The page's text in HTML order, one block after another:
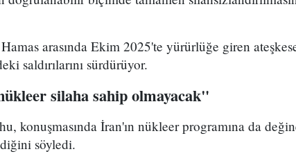
arasında Ekim 2025'te yürürlüğe giren
saldırılarını sürdürüyor.
silaha sahip olmayacak"
konuşmasında İran'ın nükleer programına da
söyledi.